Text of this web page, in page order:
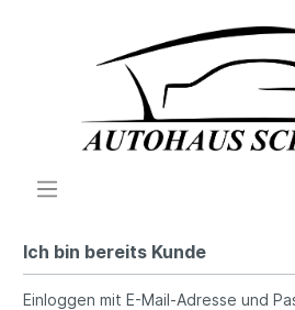
Ich bin bereits Kunde
Einloggen mit E-Mail-Adresse und